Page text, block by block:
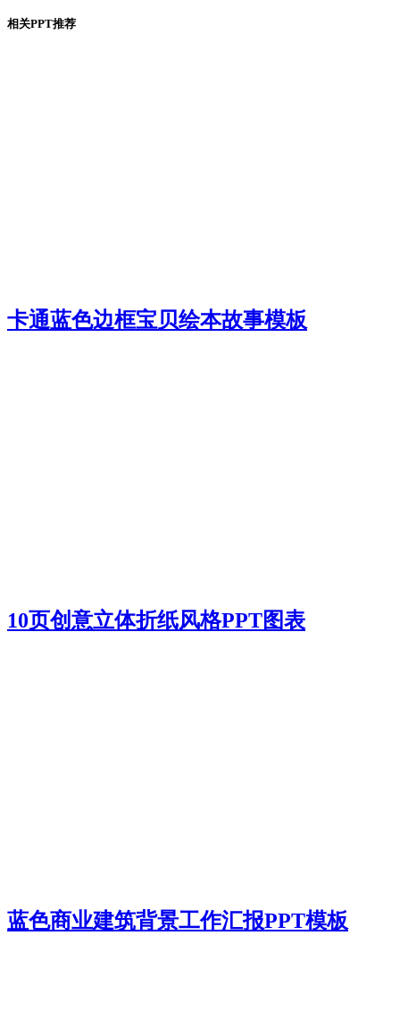
相关PPT推荐
卡通蓝色边框宝贝绘本故事模板
10页创意立体折纸风格PPT图表
蓝色商业建筑背景工作汇报PPT模板